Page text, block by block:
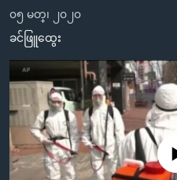
ပင်မ
အကြောင်းအရာ
ကျော်
ရန်
ပင်မ
တရုတ်
အစ္စရေး-ပါလက်စတိုင်း
ရပ်ဝန်းတခု လမ်းတခု အလွန်
အင်္ဂလိပ်စာလေ့လာမယ်
အမေရိကန်သုံးအီဒီယံ
မကြေးမုံရဲ့ အင်္ဂလိပ်စာ
ရုပ်ရှင်ထဲက အင်္ဂလိပ်စာ
သုတပဒေသာ အင်္ဂလိပ်စာ
အပတ်စဉ်ကဏ္ဍများ
ရေဒီယို
တီဗွီ
ရေဒီယိုနှင့်ရုပ်သံ အချက်အလက်
ရေဒီယို/တီဗွီအစီအစဉ်
၀၅ မတ္၊ ၂၀၂၀
ခင်ဖြူထွေး
No media